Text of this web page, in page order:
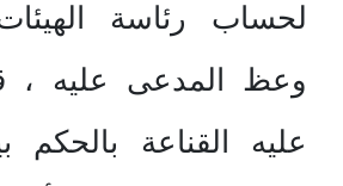
لحساب رئاسة
وعظ المدعى عليه ،
عليه القناعة بالحكم